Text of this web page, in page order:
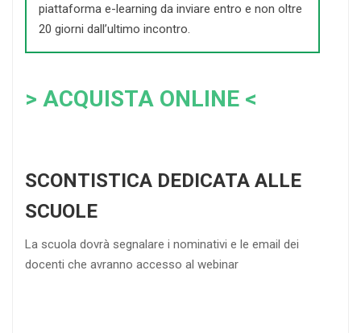
piattaforma e-learning da inviare entro e non oltre
20 giorni dall’ultimo incontro.
> ACQUISTA ONLINE <
SCONTISTICA DEDICATA ALLE
SCUOLE
La scuola dovrà segnalare i nominativi e le email dei
docenti che avranno accesso al webinar